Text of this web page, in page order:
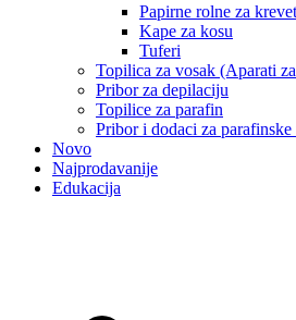
Papirne rolne za krevet
Kape za kosu
Tuferi
Topilica za vosak (Aparati
Pribor za depilaciju
Topilice za parafin
Pribor i dodaci za parafinske
Novo
Najprodavanije
Edukacija